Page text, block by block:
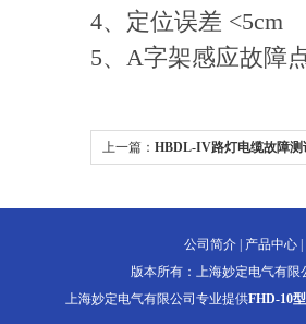
4、定位误差 <5cm
5、A字架感应故障
上一篇： HBDL-IV路灯电缆故障测
公司简介 产品中心
版本所有：上海妙定电气有
上海妙定电气有限公司专业提供FHD-10